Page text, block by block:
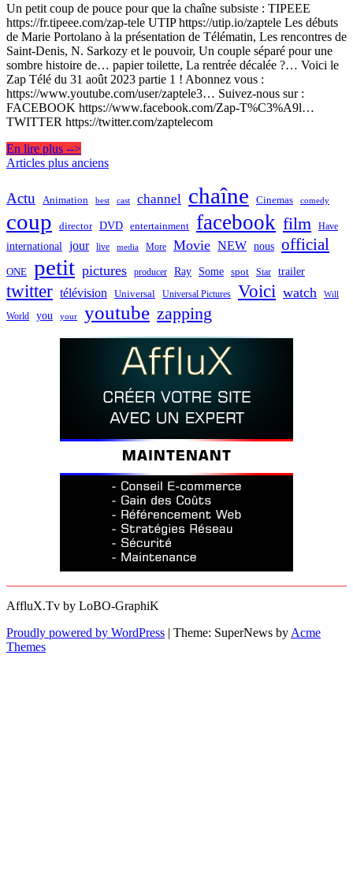
Un petit coup de pouce pour que la chaîne subsiste : TIPEEE
https://fr.tipeee.com/zap-tele UTIP https://utip.io/zaptele Les débuts
de Marie Portolano à la présentation de Télématin, Les rencontres de
Saint-Denis, N. Sarkozy et le pouvoir, Un couple séparé pour une
sombre histoire de… papier toilette, La rentrée décalée ?… Voici le
Zap Télé du 31 août 2023 partie 1 ! Abonnez vous :
https://www.youtube.com/user/zaptele3… Suivez-nous sur :
FACEBOOK https://www.facebook.com/Zap-T%C3%A9l…
TWITTER https://twitter.com/zaptelecom
En lire plus -->
Navigation
articles
Articles plus anciens
Actu Animation best cast channel chaîne Cinemas comedy
coup director DVD entertainment facebook film Have
international jour live media More Movie NEW nous official
ONE petit pictures producer Ray Some spot Star trailer
twitter télévision Universal Universal Pictures Voici watch Will
World you your youtube zapping
AffluX.Tv by LoBO-GraphiK
Proudly powered by WordPress | Theme: SuperNews by Acme
Themes